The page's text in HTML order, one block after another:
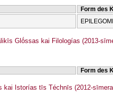
Form des
Glṓssas kai Filologías (2013-
Form des
kai Istorías tīs Téchnīs (2012-